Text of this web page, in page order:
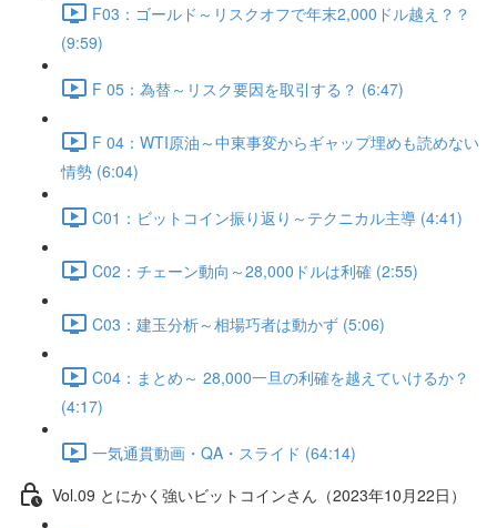
F03：ゴールド～リスクオフで年末2,000ドル越え？？
(9:59)
F 05：為替～リスク要因を取引する？ (6:47)
F 04：WTI原油～中東事変からギャップ埋めも読めない
情勢 (6:04)
C01：ビットコイン振り返り～テクニカル主導 (4:41)
C02：チェーン動向～28,000ドルは利確 (2:55)
C03：建玉分析～相場巧者は動かず (5:06)
C04：まとめ～ 28,000一旦の利確を越えていけるか？
(4:17)
一気通貫動画・QA・スライド (64:14)
Vol.09 とにかく強いビットコインさん（2023年10月22日）